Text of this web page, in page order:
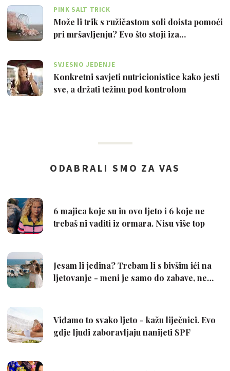
PINK SALT TRICK
Može li trik s ružičastom soli doista pomoći
pri mršavljenju? Evo što stoji iza…
SVJESNO JEDENJE
Konkretni savjeti nutricionistice kako jesti
sve, a držati težinu pod kontrolom